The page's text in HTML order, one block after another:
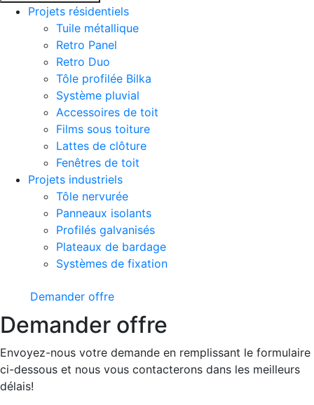
Projets résidentiels
Tuile métallique
Retro Panel
Retro Duo
Tôle profilée Bilka
Système pluvial
Accessoires de toit
Films sous toiture
Lattes de clôture
Fenêtres de toit
Projets industriels
Tôle nervurée
Panneaux isolants
Profilés galvanisés
Plateaux de bardage
Systèmes de fixation
Demander offre
Demander offre
Envoyez-nous votre demande en remplissant le formulaire
ci-dessous et nous vous contacterons dans les meilleurs
délais!